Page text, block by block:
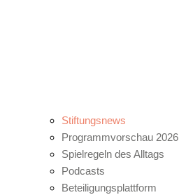
Stiftungsnews
Programmvorschau 2026
Spielregeln des Alltags
Podcasts
Beteiligungsplattform